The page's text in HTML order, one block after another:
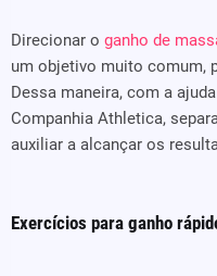
Direcionar o ganho de
um objetivo muito comum,
Dessa maneira, com a
Companhia Athletica,
auxiliar a alcançar os
Exercícios para ganho